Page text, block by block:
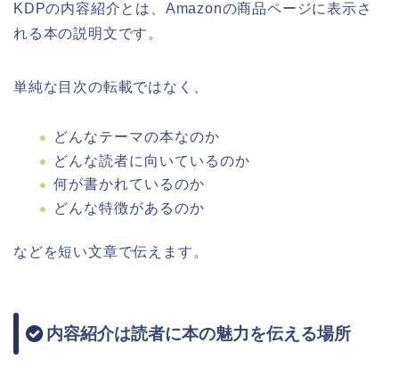
KDPの内容紹介とは、Amazonの商品ページに表示さ
れる本の説明文です。
単純な目次の転載ではなく、
どんなテーマの本なのか
どんな読者に向いているのか
何が書かれているのか
どんな特徴があるのか
などを短い文章で伝えます。
内容紹介は読者に本の魅力を伝える場所